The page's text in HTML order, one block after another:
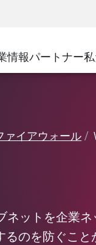
体
者/サービス プロバイダ
情報イベント&ウェビナ
パートナー
Cloud Platform
ァイアウォール
ットを企業
るのを防ぐこ